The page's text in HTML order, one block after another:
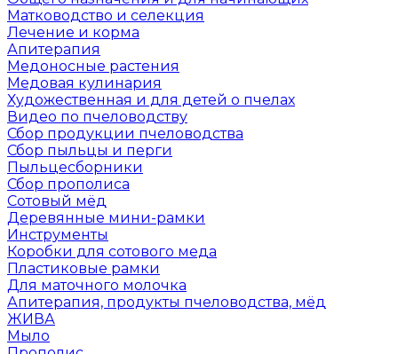
Матководство и селекция
Лечение и корма
Апитерапия
Медоносные растения
Медовая кулинария
Художественная и для детей о пчелах
Видео по пчеловодству
Сбор продукции пчеловодства
Сбор пыльцы и перги
Пыльцесборники
Сбор прополиса
Сотовый мёд
Деревянные мини-рамки
Инструменты
Коробки для сотового меда
Пластиковые рамки
Для маточного молочка
Апитерапия, продукты пчеловодства, мёд
ЖИВА
Мыло